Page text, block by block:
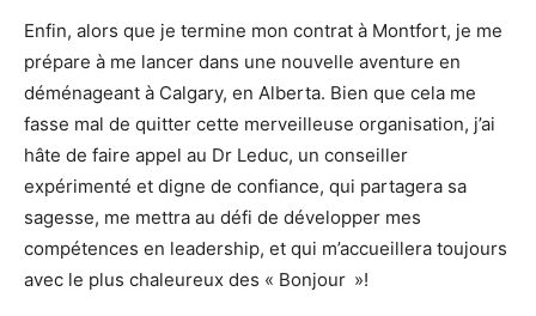
Enfin, alors que je termine mon contrat à Montfort, je me
prépare à me lancer dans une nouvelle aventure en
déménageant à Calgary, en Alberta. Bien que cela me
fasse mal de quitter cette merveilleuse organisation, j’ai
hâte de faire appel au Dr Leduc, un conseiller
expérimenté et digne de confiance, qui partagera sa
sagesse, me mettra au défi de développer mes
compétences en leadership, et qui m’accueillera toujours
avec le plus chaleureux des « Bonjour »!